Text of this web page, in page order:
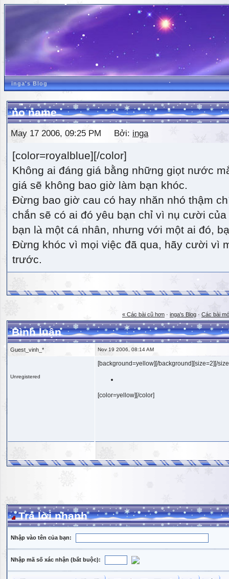
inga's Blog
no name
May 17 2006, 09:25 PM Bởi: inga
[color=royalblue][/color]
Không ai đáng giá bằng những giọt nước
giá sẽ không bao giờ làm bạn khóc.
Đừng bao giờ cau có hay nhăn nhó thậm
chắn sẽ có ai đó yêu bạn chỉ vì nụ cười
bạn là một cá nhân, nhưng với một ai đó,
Đừng khóc vì mọi việc đã qua, hãy cười vì
trước.
« Các bài cũ hơn · inga's Blog · Các bài
Bình luận
Guest_vinh_* Nov 19 2006, 08:14 AM
Unregistered
[background=yellow][/background][size=2][/
[color=yellow][/color]
Trả lời nhanh
Nhập vào tên của bạn:
Nhập mã số xác nhận (bắt buộc):